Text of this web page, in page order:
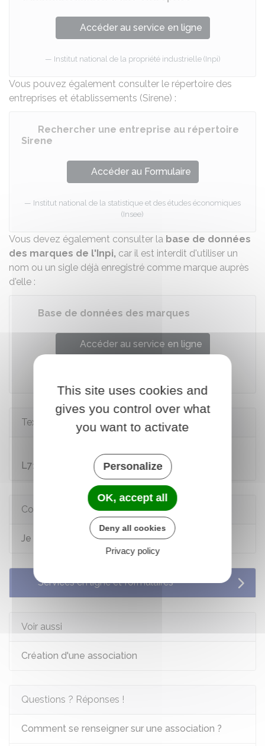
Accéder au service en ligne
Institut national de la propriété industrielle (Inpi)
Vous pouvez également consulter le répertoire des
entreprises et établissements (Sirene) :
Rechercher une entreprise au répertoire
Sirene
Accéder au Formulaire
Institut national de la statistique et des études économiques
(Insee)
Vous devez également consulter la base de données
des marques de l'Inpi, car il est interdit d'utiliser un
nom ou un sigle déjà enregistré comme marque auprès
d'elle :
Base de données des marques
Accéder au service en ligne
Textes de référence
Code de la propriété intellectuelle : articles
L713-1 à L713-6
Comment faire si...
Je crée une association
Services en ligne et formulaires
Voir aussi
Création d'une association
Questions ? Réponses !
Comment se renseigner sur une association ?
This site uses cookies and
gives you control over what
you want to activate
Personalize
OK, accept all
Deny all cookies
Privacy policy